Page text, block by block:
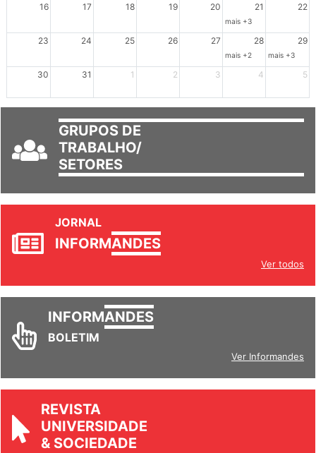
16 17 18 19 20 21 22
mais +3
23 24 25 26 27 28 29
mais +2 mais +3
30 31 1 2 3 4 5
GRUPOS DE
TRABALHO/
SETORES
JORNAL
INFORMANDES
Ver todos
INFORMANDES
BOLETIM
Ver Informandes
REVISTA
UNIVERSIDADE
& SOCIEDADE